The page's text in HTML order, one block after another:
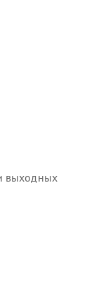
выходных